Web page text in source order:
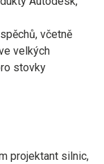
včetně
velkých
stovky
projektant silnic,